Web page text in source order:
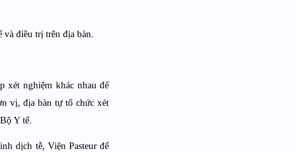
và điều trị trên địa bàn.
xét nghiệm khác nhau để
vị, địa bàn tự tổ chức xét
Y tế.
dịch tễ, Viện Pasteur để